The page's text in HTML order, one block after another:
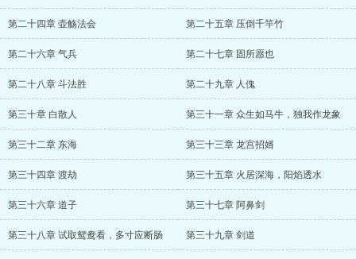
第二十四章 壶觞法会 第二十五章 压倒千竿竹
第二十六章 气兵 第二十七章 固所愿也
第二十八章 斗法胜 第二十九章 人傀
第三十章 白散人 第三十一章 众生如马牛，独我作龙象
第三十二章 东海 第三十三章 龙宫招婿
第三十四章 渡劫 第三十五章 火居深海，阳焰透水
第三十六章 道子 第三十七章 阿鼻剑
第三十八章 试取鸳鸯看，多寸应断肠 第三十九章 剑道